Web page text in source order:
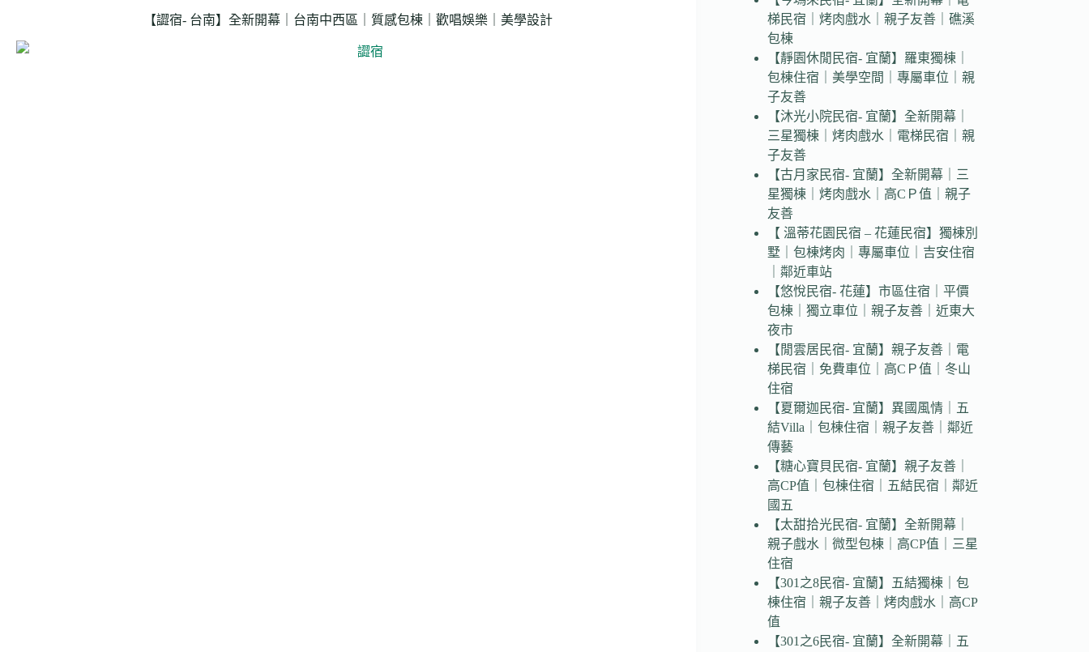
【譅宿- 台南】全新開幕｜台南中西區｜質感包棟｜歡唱娛樂｜美學設計
梯民宿｜烤肉戲水｜親子友善｜礁溪
包棟
【靜園休閒民宿- 宜蘭】羅東獨棟｜
包棟住宿｜美學空間｜專屬車位｜親
子友善
【沐光小院民宿- 宜蘭】全新開幕｜
三星獨棟｜烤肉戲水｜電梯民宿｜親
子友善
【古月家民宿- 宜蘭】全新開幕｜三
星獨棟｜烤肉戲水｜高CＰ值｜親子
友善
【 溫蒂花園民宿 – 花蓮民宿】獨棟別
墅｜包棟烤肉｜專屬車位｜吉安住宿
｜鄰近車站
【悠悅民宿- 花蓮】市區住宿｜平價
包棟｜獨立車位｜親子友善｜近東大
夜市
【閒雲居民宿- 宜蘭】親子友善｜電
梯民宿｜免費車位｜高CＰ值｜冬山
住宿
【夏爾迦民宿- 宜蘭】異國風情｜五
結Villa｜包棟住宿｜親子友善｜鄰近
傳藝
【糖心寶貝民宿- 宜蘭】親子友善｜
高CP值｜包棟住宿｜五結民宿｜鄰近
國五
【太甜拾光民宿- 宜蘭】全新開幕｜
親子戲水｜微型包棟｜高CP值｜三星
住宿
【301之8民宿- 宜蘭】五結獨棟｜包
棟住宿｜親子友善｜烤肉戲水｜高CP
值
【301之6民宿- 宜蘭】全新開幕｜五